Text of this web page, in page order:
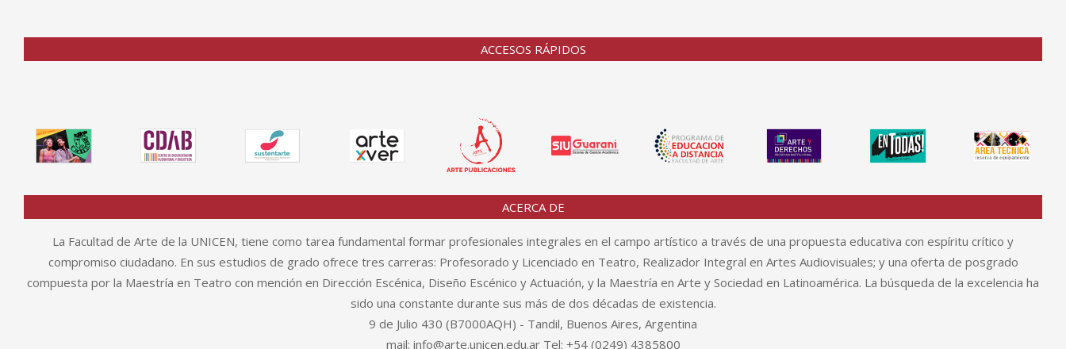
ACCESOS RÁPIDOS
ACERCA DE
La Facultad de Arte de la UNICEN, tiene como tarea fundamental formar profesionales integrales en el campo artístico a través de una propuesta educativa con espíritu crítico y
compromiso ciudadano. En sus estudios de grado ofrece tres carreras: Profesorado y Licenciado en Teatro, Realizador Integral en Artes Audiovisuales; y una oferta de posgrado
compuesta por la Maestría en Teatro con mención en Dirección Escénica, Diseño Escénico y Actuación, y la Maestría en Arte y Sociedad en Latinoamérica. La búsqueda de la excelencia ha
sido una constante durante sus más de dos décadas de existencia.
9 de Julio 430 (B7000AQH) - Tandil, Buenos Aires, Argentina
mail: info@arte.unicen.edu.ar Tel: +54 (0249) 4385800